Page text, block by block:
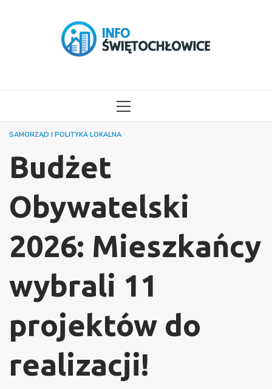
MENU
SAMORZĄD I POLITYKA LOKALNA
Budżet
Obywatelski
2026: Mieszkańcy
wybrali 11
projektów do
realizacji!